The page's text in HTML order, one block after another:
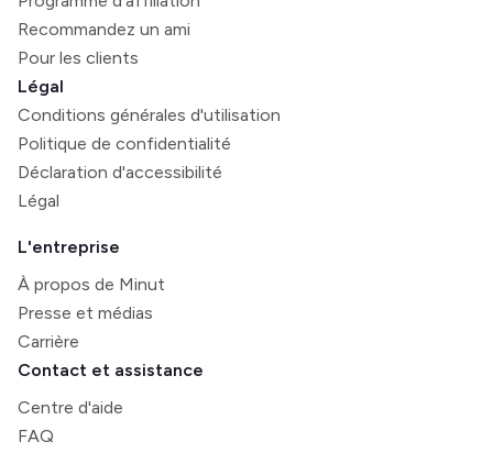
Recommandez un ami
Pour les clients
Légal
Conditions générales d'utilisation
Politique de confidentialité
Déclaration d'accessibilité
Légal
L'entreprise
À propos de Minut
Presse et médias
Carrière
Contact et assistance
Centre d'aide
FAQ